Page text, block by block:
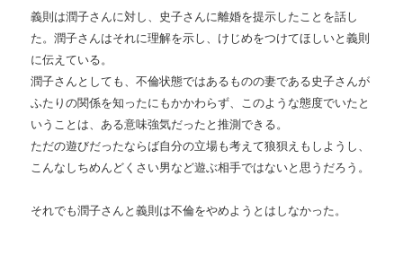
義則は潤子さんに対し、史子さんに離婚を提示したことを話し
た。潤子さんはそれに理解を示し、けじめをつけてほしいと義則
に伝えている。
潤子さんとしても、不倫状態ではあるものの妻である史子さんが
ふたりの関係を知ったにもかかわらず、このような態度でいたと
いうことは、ある意味強気だったと推測できる。
ただの遊びだったならば自分の立場も考えて狼狽えもしようし、
こんなしちめんどくさい男など遊ぶ相手ではないと思うだろう。
それでも潤子さんと義則は不倫をやめようとはしなかった。